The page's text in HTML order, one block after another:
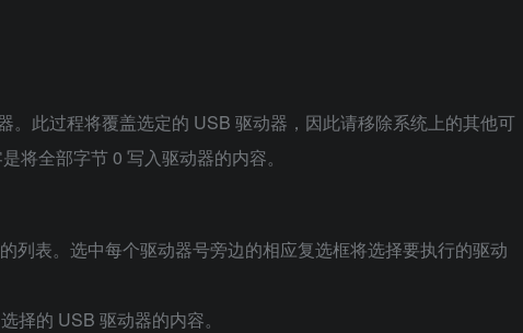
。此过程将覆盖选定的 USB 驱动器，因此请移除系统上的其他可
将全部字节 0 写入驱动器的内容。
列表。选中每个驱动器号旁边的相应复选框将选择要执行的驱动
择的 USB 驱动器的内容。